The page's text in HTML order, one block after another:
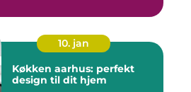
10. jan
Køkken aarhus: perfekt
design til dit hjem